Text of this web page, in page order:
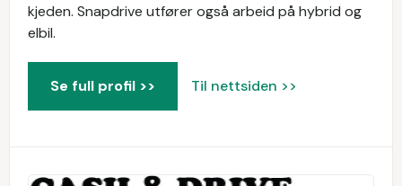
kjeden. Snapdrive utfører også arbeid på hybrid og
elbil.
Se full profil >> Til nettsiden >>